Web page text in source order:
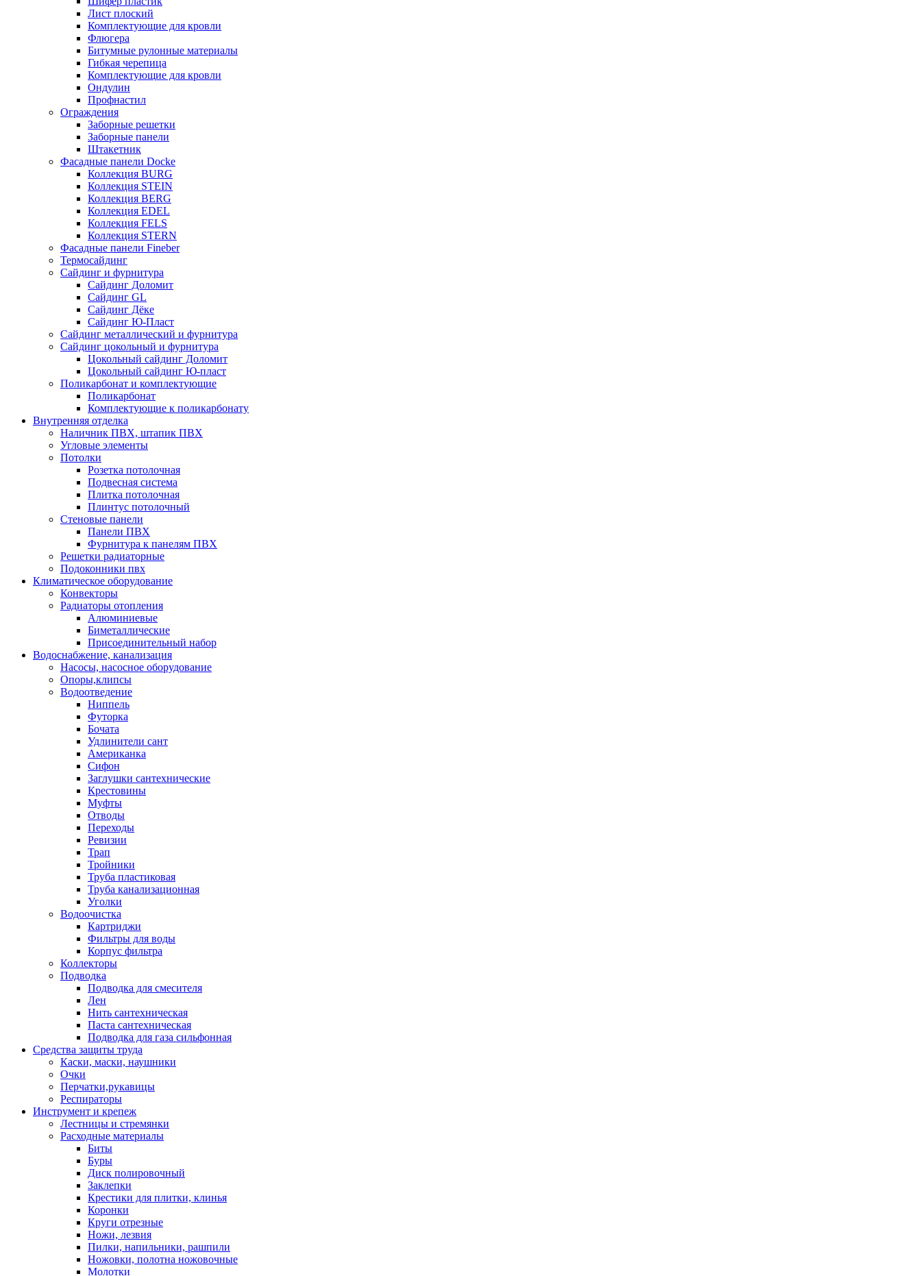
Лист плоский
Комплектующие для кровли
Флюгера
Битумные рулонные материалы
Гибкая черепица
Комплектующие для кровли
Ондулин
Профнастил
Ограждения
Заборные решетки
Заборные панели
Штакетник
Фасадные панели Docke
Коллекция BURG
Коллекция STEIN
Коллекция BERG
Коллекция EDEL
Коллекция FELS
Коллекция STERN
Фасадные панели Fineber
Термосайдинг
Сайдинг и фурнитура
Сайдинг Доломит
Сайдинг GL
Сайдинг Дёке
Сайдинг Ю-Пласт
Сайдинг металлический и фурнитура
Сайдинг цокольный и фурнитура
Цокольный сайдинг Доломит
Цокольный сайдинг Ю-пласт
Поликарбонат и комплектующие
Поликарбонат
Комплектующие к поликарбонату
Внутренняя отделка
Наличник ПВХ, штапик ПВХ
Угловые элементы
Потолки
Розетка потолочная
Подвесная система
Плитка потолочная
Плинтус потолочный
Стеновые панели
Панели ПВХ
Фурнитура к панелям ПВХ
Решетки радиаторные
Подоконники пвх
Климатическое оборудование
Конвекторы
Радиаторы отопления
Алюминиевые
Биметаллические
Присоединительный набор
Водоснабжение, канализация
Насосы, насосное оборудование
Опоры,клипсы
Водоотведение
Ниппель
Футорка
Бочата
Удлинители сант
Американка
Сифон
Заглушки сантехнические
Крестовины
Муфты
Отводы
Переходы
Ревизии
Трап
Тройники
Труба пластиковая
Труба канализационная
Уголки
Водоочистка
Картриджи
Фильтры для воды
Корпус фильтра
Коллекторы
Подводка
Подводка для смесителя
Лен
Нить сантехническая
Паста сантехническая
Подводка для газа сильфонная
Средства защиты труда
Каски, маски, наушники
Очки
Перчатки,рукавицы
Респираторы
Инструмент и крепеж
Лестницы и стремянки
Расходные материалы
Биты
Буры
Диск полировочный
Заклепки
Крестики для плитки, клинья
Коронки
Круги отрезные
Ножи, лезвия
Пилки, напильники, рашпили
Ножовки, полотна ножовочные
Молотки